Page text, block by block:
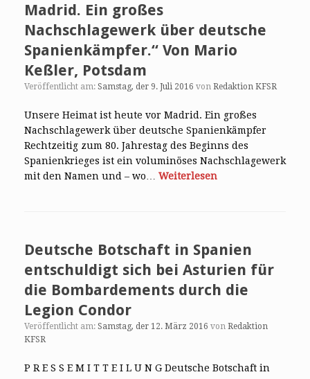
Madrid. Ein großes
Nachschlagewerk über deutsche
Spanienkämpfer.“ Von Mario
Keßler, Potsdam
Veröffentlicht am: Samstag, der 9. Juli 2016 von Redaktion KFSR
Unsere Heimat ist heute vor Madrid. Ein großes
Nachschlagewerk über deutsche Spanienkämpfer
Rechtzeitig zum 80. Jahrestag des Beginns des
Spanienkrieges ist ein voluminöses Nachschlagewerk
mit den Namen und – wo… Weiterlesen
Deutsche Botschaft in Spanien
entschuldigt sich bei Asturien für
die Bombardements durch die
Legion Condor
Veröffentlicht am: Samstag, der 12. März 2016 von Redaktion
KFSR
P R E S S E M I T T E I L U N G Deutsche Botschaft in